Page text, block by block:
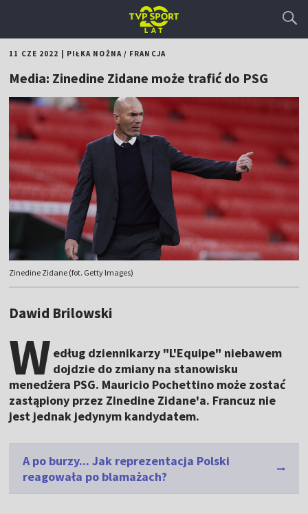
11 CZE 2022 PIŁKA NOŻNA/ FRANCJA
Media: Zinedine Zidane może trafić do PSG
Zinedine Zidane (fot. Getty Images)
Dawid Brilowski
W edług dziennikarzy "L'Equipe" niebawem
dojdzie do zmiany na stanowisku
menedżera PSG. Mauricio Pochettino może zostać
zastąpiony przez Zinedine Zidane'a. Francuz nie
jest jednak jedynym kandydatem.
A po burzy... Jak reprezentacja Polski
reagowała po blamażach?